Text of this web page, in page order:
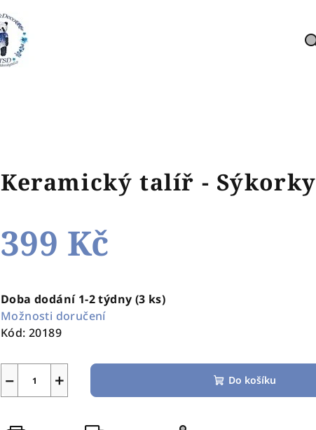
Keramický talíř - Sýkorky
399 Kč
cena:
Doba dodání 1-2 týdny (3 ks)
Možnosti doručení
Kód: 20189
+
− Do košíku